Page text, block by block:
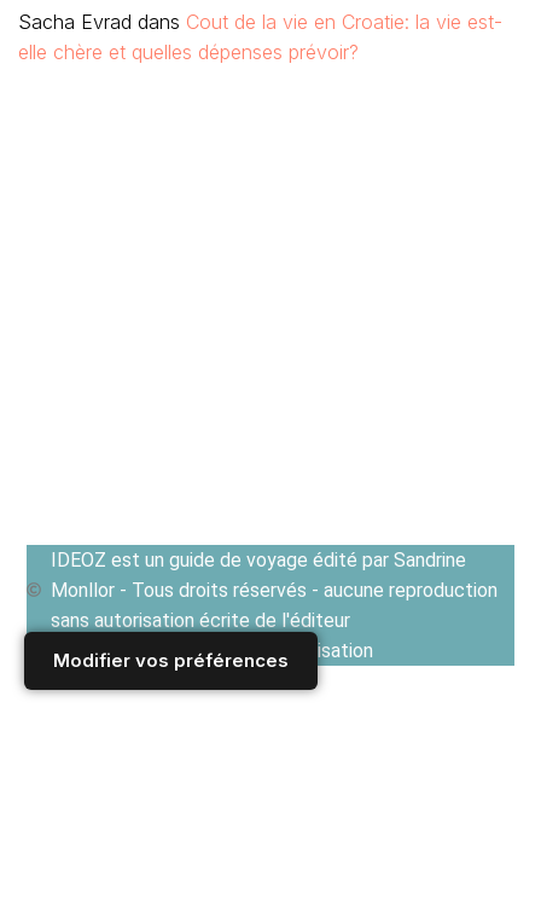
Modifier vos préférences
Sacha Evrad dans Cout de la vie en Croatie: la vie est-
elle chère et quelles dépenses prévoir?
IDEOZ est un guide de voyage édité par Sandrine
Monllor - Tous droits réservés - aucune reproduction
sans autorisation écrite de l'éditeur
Voir les Conditions générales d'utilisation